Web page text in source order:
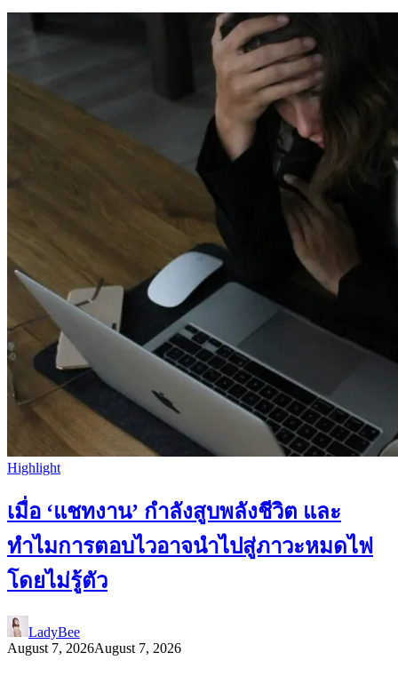
Highlight
เมื่อ ‘แชทงาน’ กำลังสูบพลังชีวิต และ
ทำไมการตอบไวอาจนำไปสู่ภาวะหมดไฟ
โดยไม่รู้ตัว
LadyBee
August 7, 2026August 7, 2026